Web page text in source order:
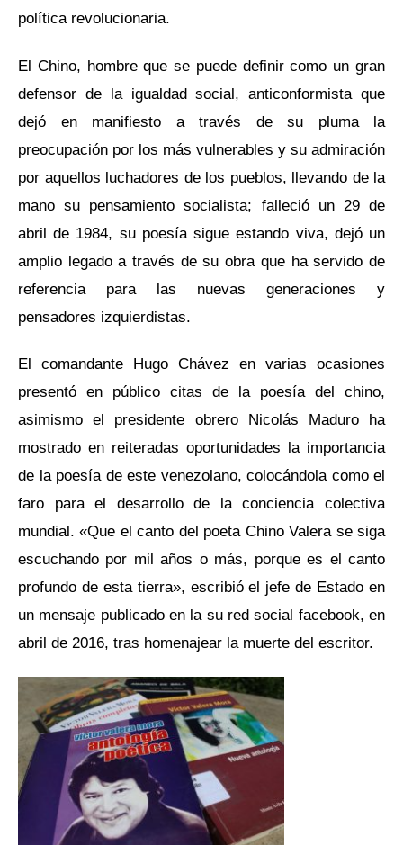
política revolucionaria.
El Chino, hombre que se puede definir como un gran
defensor de la igualdad social, anticonformista que
dejó en manifiesto a través de su pluma la
preocupación por los más vulnerables y su admiración
por aquellos luchadores de los pueblos, llevando de la
mano su pensamiento socialista; falleció un 29 de
abril de 1984, su poesía sigue estando viva, dejó un
amplio legado a través de su obra que ha servido de
referencia para las nuevas generaciones y
pensadores izquierdistas.
El comandante Hugo Chávez en varias ocasiones
presentó en público citas de la poesía del chino,
asimismo el presidente obrero Nicolás Maduro ha
mostrado en reiteradas oportunidades la importancia
de la poesía de este venezolano, colocándola como el
faro para el desarrollo de la conciencia colectiva
mundial. «Que el canto del poeta Chino Valera se siga
escuchando por mil años o más, porque es el canto
profundo de esta tierra», escribió el jefe de Estado en
un mensaje publicado en la su red social facebook, en
abril de 2016, tras homenajear la muerte del escritor.